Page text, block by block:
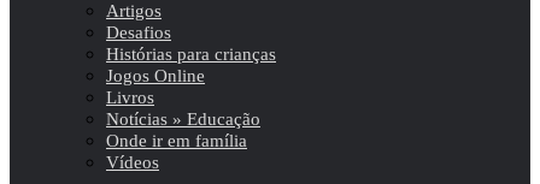
Artigos
Desafios
Histórias para crianças
Jogos Online
Livros
Notícias » Educação
Onde ir em família
Vídeos